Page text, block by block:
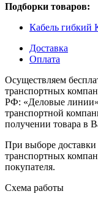
Подборки товаров:
Кабель гибкий
Доставка
Оплата
Осуществляем
транспортных
РФ: «Деловые
транспортной
получении товара в
При выборе
транспортных
покупателя.
Схема работы